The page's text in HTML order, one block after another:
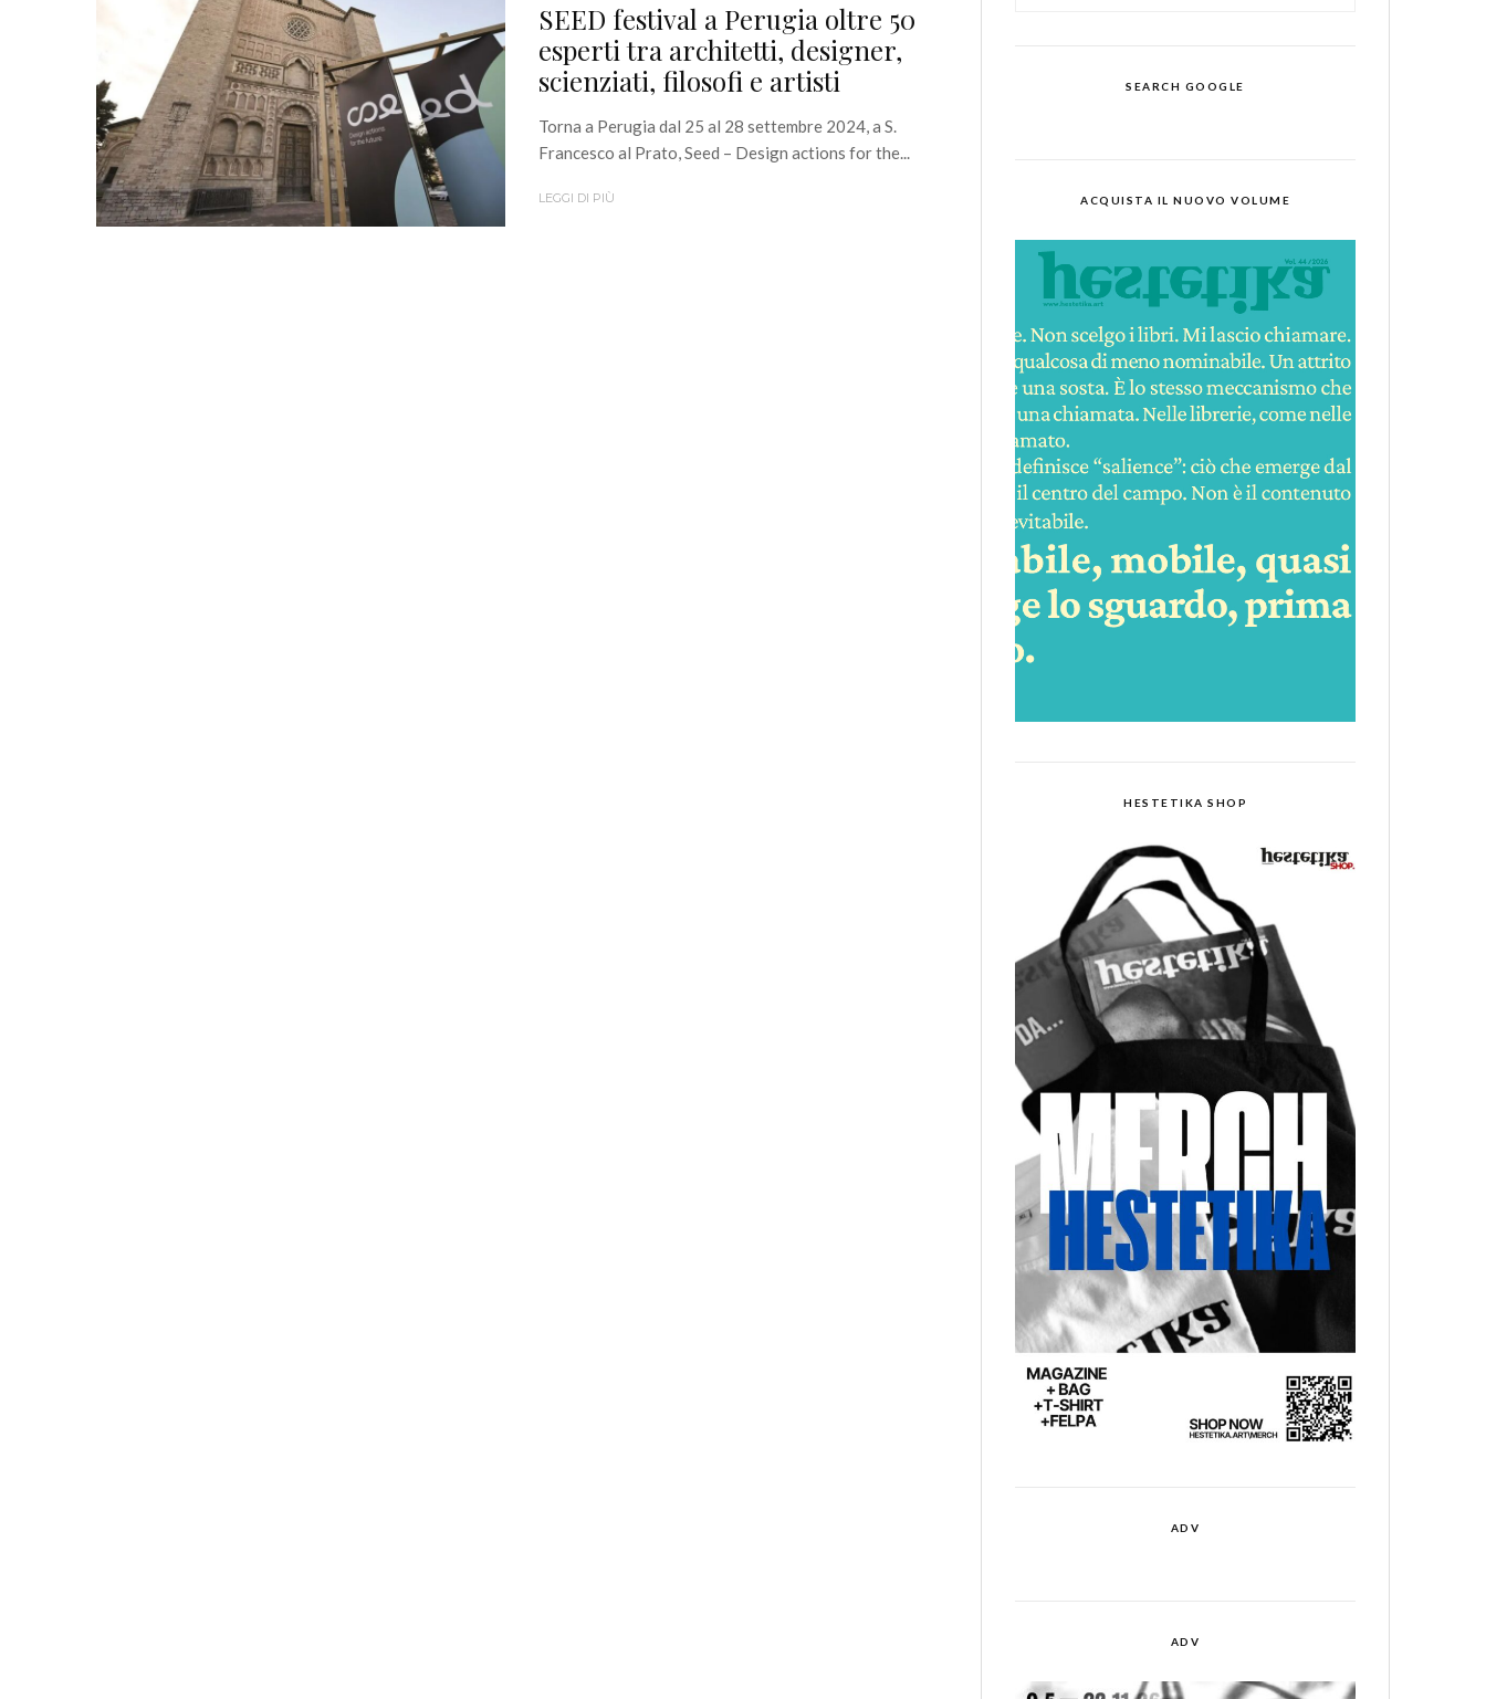
SEED festival a Perugia oltre 50
esperti tra architetti, designer,
scienziati, filosofi e artisti
Torna a Perugia dal 25 al 28 settembre 2024, a S.
Francesco al Prato, Seed – Design actions for the...
LEGGI DI PIÙ
SEARCH GOOGLE
ACQUISTA IL NUOVO VOLUME
HESTETIKA SHOP
ADV
ADV